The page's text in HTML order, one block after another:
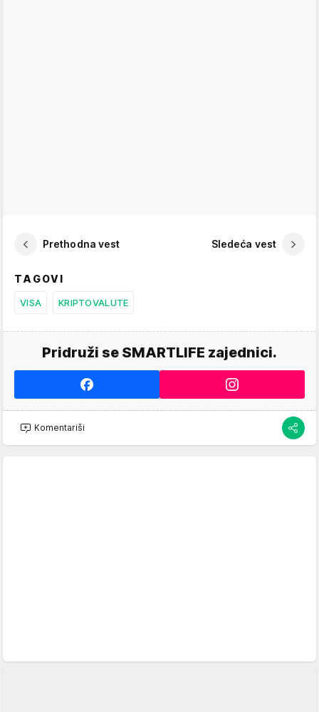
Prethodna vest Sledeća vest
TAGOVI
VISA KRIPTOVALUTE
Pridruži se SMARTLIFE zajednici.
Komentariši